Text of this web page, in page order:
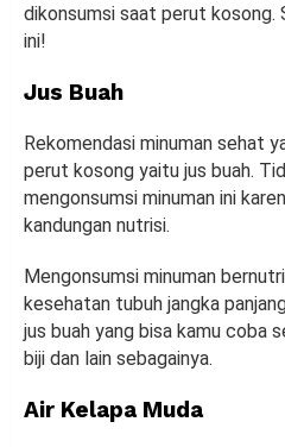
dikonsumsi saat perut kosong.
ini!
Jus Buah
Rekomendasi minuman sehat
perut kosong yaitu jus buah.
mengonsumsi minuman ini
kandungan nutrisi.
Mengonsumsi minuman
kesehatan tubuh jangka
jus buah yang bisa kamu coba
biji dan lain sebagainya.
Air Kelapa Muda